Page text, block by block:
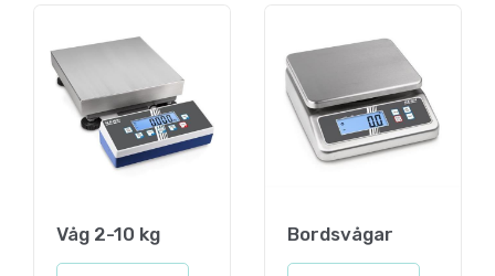
Våg 2-10 kg Bordsvågar